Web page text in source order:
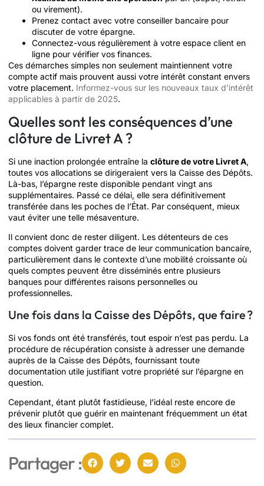
ou virement).
Prenez contact avec votre conseiller bancaire pour
discuter de votre épargne.
Connectez-vous régulièrement à votre espace client en
ligne pour vérifier vos finances.
Ces démarches simples non seulement maintiennent votre
compte actif mais prouvent aussi votre intérêt constant envers
votre placement. Informez-vous sur les nouveaux taux d’intérêt
applicables à partir de 2025.
Quelles sont les conséquences d’une
clôture de Livret A ?
Si une inaction prolongée entraîne la clôture de votre Livret A,
toutes vos allocations se dirigeraient vers la Caisse des Dépôts.
Là-bas, l’épargne reste disponible pendant vingt ans
supplémentaires. Passé ce délai, elle sera définitivement
transférée dans les poches de l’État. Par conséquent, mieux
vaut éviter une telle mésaventure.
Il convient donc de rester diligent. Les détenteurs de ces
comptes doivent garder trace de leur communication bancaire,
particulièrement dans le contexte d’une mobilité croissante où
quels comptes peuvent être disséminés entre plusieurs
banques pour différentes raisons personnelles ou
professionnelles.
Une fois dans la Caisse des Dépôts, que faire ?
Si vos fonds ont été transférés, tout espoir n’est pas perdu. La
procédure de récupération consiste à adresser une demande
auprès de la Caisse des Dépôts, fournissant toute
documentation utile justifiant votre propriété sur l’épargne en
question.
Cependant, étant plutôt fastidieuse, l’idéal reste encore de
prévenir plutôt que guérir en maintenant fréquemment un état
des lieux financier complet.
Partager :